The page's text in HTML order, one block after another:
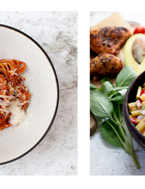
צלוי
מושלמת